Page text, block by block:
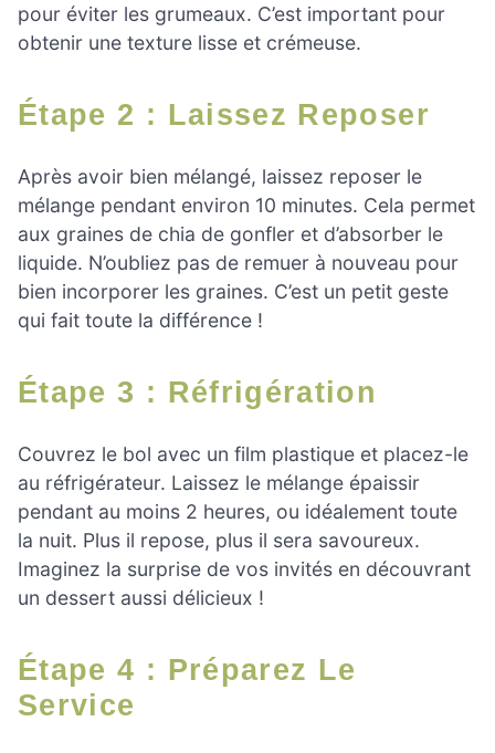
pour éviter les grumeaux. C’est important pour
obtenir une texture lisse et crémeuse.
Étape 2 : Laissez Reposer
Après avoir bien mélangé, laissez reposer le
mélange pendant environ 10 minutes. Cela permet
aux graines de chia de gonfler et d’absorber le
liquide. N’oubliez pas de remuer à nouveau pour
bien incorporer les graines. C’est un petit geste
qui fait toute la différence !
Étape 3 : Réfrigération
Couvrez le bol avec un film plastique et placez-le
au réfrigérateur. Laissez le mélange épaissir
pendant au moins 2 heures, ou idéalement toute
la nuit. Plus il repose, plus il sera savoureux.
Imaginez la surprise de vos invités en découvrant
un dessert aussi délicieux !
Étape 4 : Préparez Le
Service